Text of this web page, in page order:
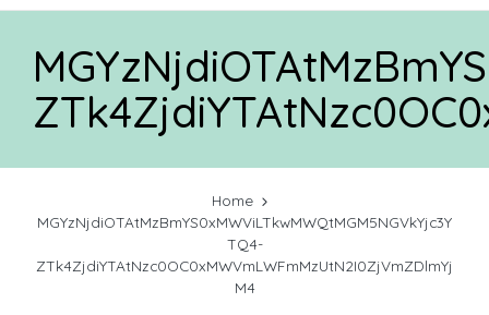
Home
MGYzNjdiOTAtMzBmYS0xMWViLTkwMWQtMGM5NGVkYjc3Y
TQ4-
ZTk4ZjdiYTAtNzc0OC0xMWVmLWFmMzUtN2I0ZjVmZDlmYj
M4